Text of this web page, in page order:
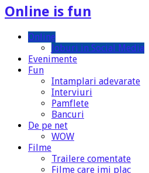
Online is fun
Online
Joburi in Social Media
Evenimente
Fun
Intamplari adevarate
Interviuri
Pamflete
Bancuri
De pe net
WOW
Filme
Trailere comentate
Filme care imi plac